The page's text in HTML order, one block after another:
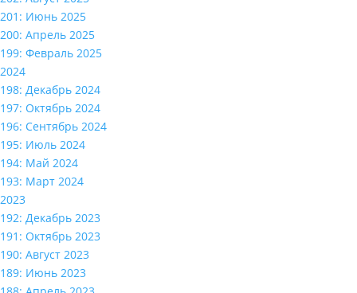
201: Июнь 2025
200: Апрель 2025
199: Февраль 2025
2024
198: Декабрь 2024
197: Октябрь 2024
196: Сентябрь 2024
195: Июль 2024
194: Май 2024
193: Март 2024
2023
192: Декабрь 2023
191: Октябрь 2023
190: Август 2023
189: Июнь 2023